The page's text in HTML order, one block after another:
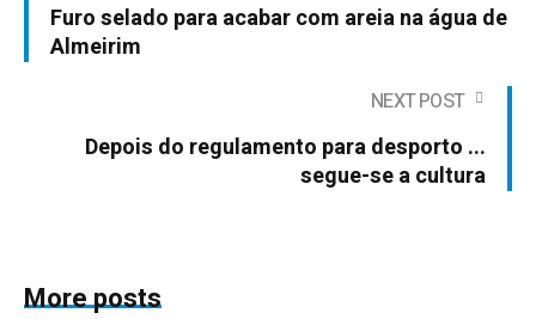
Furo selado para acabar com areia na água de
Almeirim
NEXT POST
Depois do regulamento para desporto ...
segue-se a cultura
More posts